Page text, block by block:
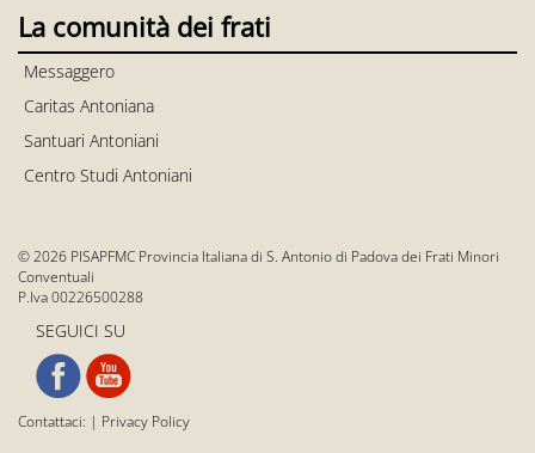
La comunità dei frati
Messaggero
Caritas Antoniana
Santuari Antoniani
Centro Studi Antoniani
© 2026 PISAPFMC Provincia Italiana di S. Antonio di Padova dei Frati Minori
Conventuali
P.Iva 00226500288
SEGUICI SU
Contattaci: | Privacy Policy